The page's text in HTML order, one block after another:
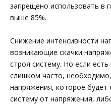
запрещено использовать в
выше 85%.
Снижение интенсивности
возникающие скачки
строя систему. Но если
слишком часто,
напряжения, которое будет
систему от напряжения,